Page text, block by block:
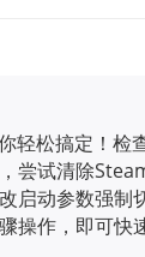
轻松搞定！检
尝试清除
启动参数强制
操作，即可快